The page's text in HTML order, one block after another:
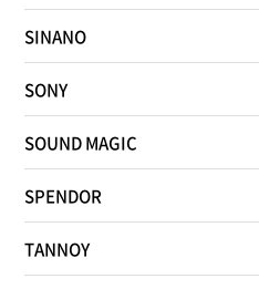
SINANO
SONY
SOUND MAGIC
SPENDOR
TANNOY